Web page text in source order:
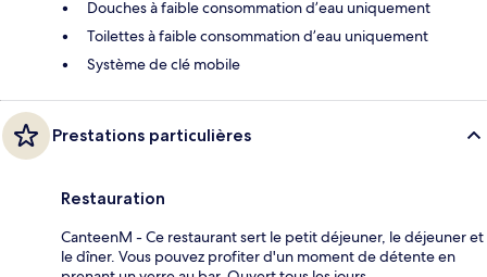
Douches à faible consommation d’eau uniquement
Toilettes à faible consommation d’eau uniquement
Système de clé mobile
Prestations particulières
Restauration
CanteenM - Ce restaurant sert le petit déjeuner, le déjeuner et
le dîner. Vous pouvez profiter d'un moment de détente en